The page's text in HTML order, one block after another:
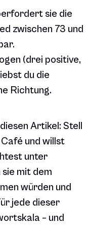
sie die
zwischen 73 und
(drei positive,
du die
Richtung.
Artikel: Stell
und willst
unter
mit dem
würden und
jede dieser
– und